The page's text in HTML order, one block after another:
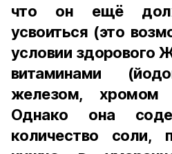
что он ещё
усвоиться (это
условии здорового
витаминами
железом,
Однако она
количество соли,